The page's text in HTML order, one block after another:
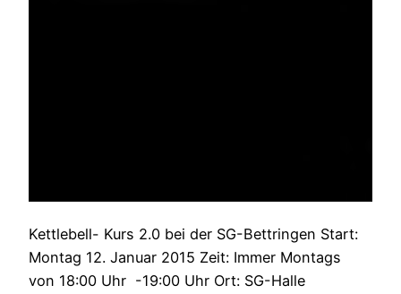
Kettlebell- Kurs 2.0 bei der SG-Bettringen Start:
Montag 12. Januar 2015 Zeit: Immer Montags
von 18:00 Uhr -19:00 Uhr Ort: SG-Halle